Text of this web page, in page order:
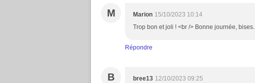
M Marion 15/10/2023 10:14
Trop bon et joli ! <br /> Bonne journée, bises.
Répondre
B bree13 12/10/2023 09:25